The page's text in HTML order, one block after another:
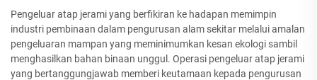
Pengeluar atap jerami yang berfikiran ke hadapan memimpin
industri pembinaan dalam pengurusan alam sekitar melalui amalan
pengeluaran mampan yang meminimumkan kesan ekologi sambil
menghasilkan bahan binaan unggul. Operasi pengeluar atap jerami
yang bertanggungjawab memberi keutamaan kepada pengurusan